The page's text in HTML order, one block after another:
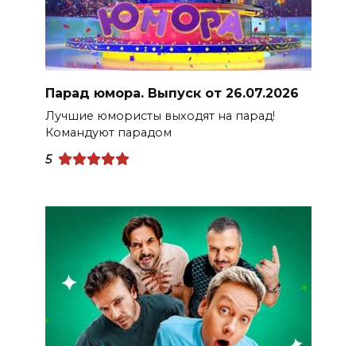
Парад юмора. Выпуск от 26.07.2026
Лучшие юмористы выходят на парад!
Командуют парадом
5